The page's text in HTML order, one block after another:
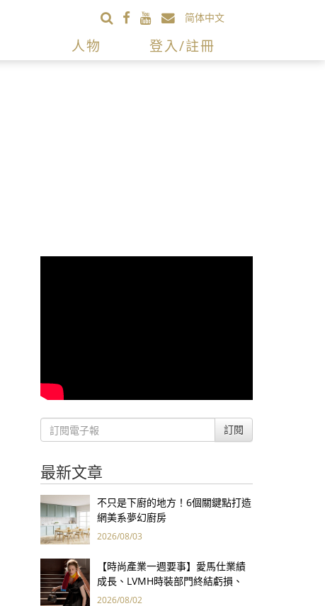
简体中文
人物 登入/註冊
訂閱
最新文章
不只是下廚的地方！6個關鍵點打造
網美系夢幻廚房
2026/08/03
【時尚產業一週要事】愛馬仕業績
成長、LVMH時裝部門終結虧損、
Kering轉型策略初現成效、Prada
2026/08/02